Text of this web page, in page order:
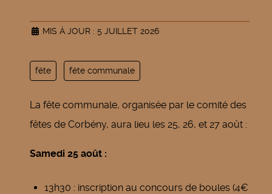
MIS À JOUR : 5 JUILLET 2026
fête fête communale
La fête communale, organisée par le comité des
fêtes de Corbény, aura lieu les 25, 26, et 27 août :
Samedi 25 août :
13h30 : inscription au concours de boules (4€